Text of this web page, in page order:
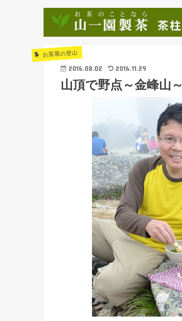
お茶屋の登山
2016.08.02 2016.11.29
山頂で野点～金峰山～